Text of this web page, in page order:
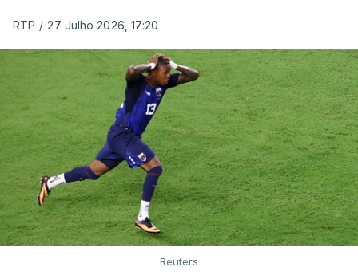
RTP / 27 Julho 2026, 17:20
Reuters